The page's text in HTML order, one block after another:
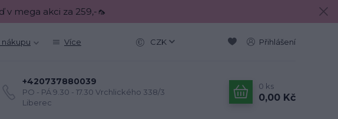
mega akci za 259,-🦟
nákupu Více CZK Přihlášení
+420737880039
PO - PÁ 9.30 - 17.30 Vrchlického 338/3
Liberec
0 ks
0,00 Kč